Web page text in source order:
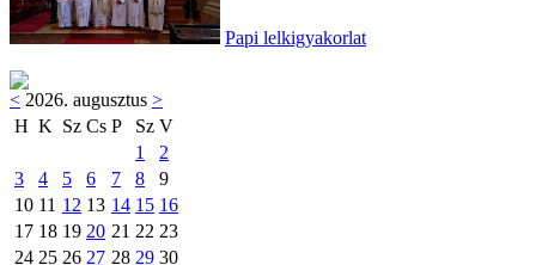
Papi lelkigyakorlat
< 2026. augusztus >
H K Sz Cs P Sz V
1
2
3
4 5 6 7 8
9
10 11 12 13 14 15 16
17 18 19 20 21 22 23
24 25 26 27 28 29 30